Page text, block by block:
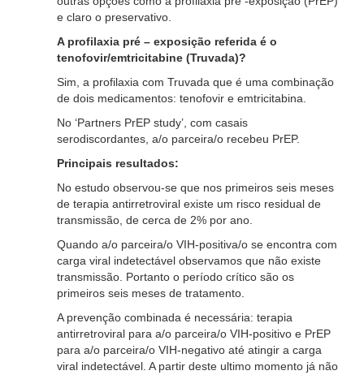
e claro o preservativo.
A profilaxia pré – exposição referida é o
tenofovir/emtricitabine (Truvada)?
Sim, a profilaxia com Truvada que é uma combinação
de dois medicamentos: tenofovir e emtricitabina.
No ‘Partners PrEP study’, com casais
serodiscordantes, a/o parceira/o recebeu PrEP.
Principais resultados:
No estudo observou-se que nos primeiros seis meses
de terapia antirretroviral existe um risco residual de
transmissão, de cerca de 2% por ano.
Quando a/o parceira/o VIH-positiva/o se encontra com
carga viral indetectável observamos que não existe
transmissão. Portanto o período crítico são os
primeiros seis meses de tratamento.
A prevenção combinada é necessária: terapia
antirretroviral para a/o parceira/o VIH-positivo e PrEP
para a/o parceira/o VIH-negativo até atingir a carga
viral indetectável. A partir deste ultimo momento já não